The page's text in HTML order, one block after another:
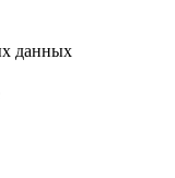
данных